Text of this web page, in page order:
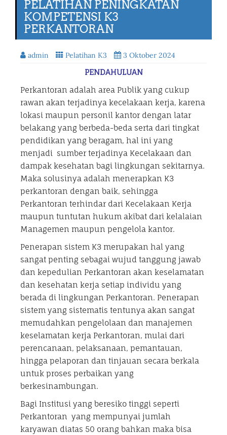
PELATIHAN PENINGKATAN
KOMPETENSI K3
PERKANTORAN
admin Pelatihan K3 3 Oktober 2024
PENDAHULUAN
Perkantoran adalah area Publik yang cukup
rawan akan terjadinya kecelakaan kerja, karena
lokasi maupun personil kantor dengan latar
belakang yang berbeda-beda serta dari tingkat
pendidikan yang beragam, hal ini yang
menjadi sumber terjadinya Kecelakaan dan
dampak kesehatan bagi lingkungan sekitarnya.
Maka solusinya adalah menerapkan K3
perkantoran dengan baik, sehingga
Perkantoran terhindar dari Kecelakaan Kerja
maupun tuntutan hukum akibat dari kelalaian
Managemen maupun pengelola kantor.
Penerapan sistem K3 merupakan hal yang
sangat penting sebagai wujud tanggung jawab
dan kepedulian Perkantoran akan keselamatan
dan kesehatan kerja setiap individu yang
berada di lingkungan Perkantoran. Penerapan
sistem yang sistematis tentunya akan sangat
memudahkan pengelolaan dan manajemen
keselamatan kerja Perkantoran, mulai dari
perencanaan, pelaksanaan, pemantauan,
hingga pelaporan dan tinjauan secara berkala
untuk proses perbaikan yang
berkesinambungan.
Bagi Institusi yang beresiko tinggi seperti
Perkantoran yang mempunyai jumlah
karyawan diatas 50 orang bahkan maka bisa